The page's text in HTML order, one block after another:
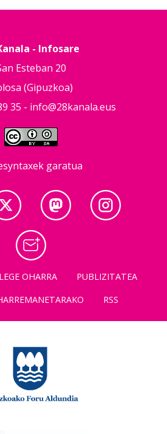
- Infosare
Esteban 20
(Gipuzkoa)
35 - info@28kanala.eus
garatua
LEGE OHARRA
PUBLIZITATEA
RSS